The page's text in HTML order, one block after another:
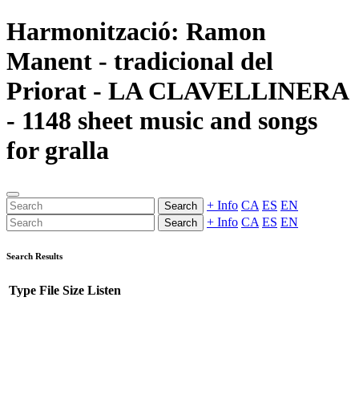
Harmonització: Ramon
Manent - tradicional del
Priorat - LA CLAVELLINERA
- 1148 sheet music and songs
for gralla
Search + Info CA ES EN
Search + Info CA ES EN
Search Results
Type File Size Listen